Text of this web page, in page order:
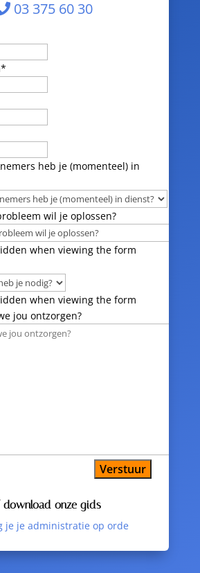
03 375 60 30
*
heb je (momenteel) in
wil je oplossen?
when viewing the form
when viewing the form
jou ontzorgen?
Verstuur
download onze gids
je je administratie op orde